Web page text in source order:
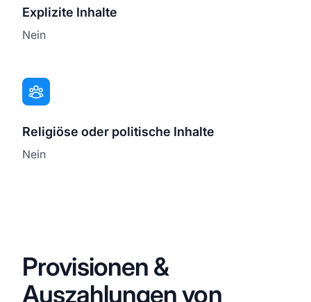
Explizite Inhalte
Nein
Religiöse oder politische Inhalte
Nein
Provisionen &
Auszahlungen von